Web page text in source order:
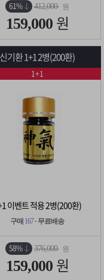
61% 412,000 원
159,000 원
신기환 1+1 2병(200환)
이벤트 적용 2병(200환)
구매 167· 무료배송
58% 376,000 원
159,000 원
1+1